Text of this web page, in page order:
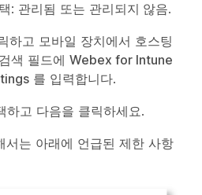
: 관리됨 또는 관리되지 않음.
하고 모바일 장치에서 호스팅
색 필드에 Webex for Intune
를 입력합니다.
하고 다음을 클릭하세요.
서는 아래에 언급된 제한 사항